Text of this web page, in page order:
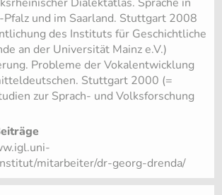
Dialektatlas. Sprache in
Pfalz und im Saarland. Stuttgart 2008
des Instituts für Geschichtliche
an der Universität Mainz e.V.)
Probleme der Vokalentwicklung
Stuttgart 2000 (=
zur Sprach- und Volksforschung
mitarbeiter/dr-georg-drenda/